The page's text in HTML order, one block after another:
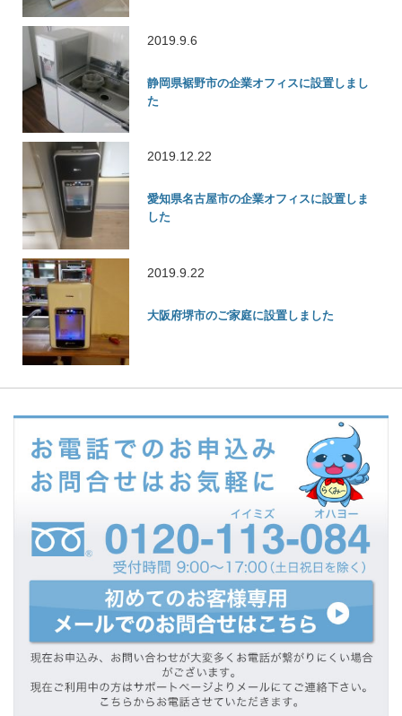
2019.9.6
静岡県裾野市の企業オフィスに設置しまし
た
2019.12.22
愛知県名古屋市の企業オフィスに設置しま
した
2019.9.22
大阪府堺市のご家庭に設置しました